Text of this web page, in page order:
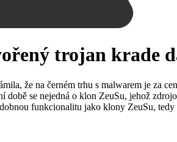
trojan krade
že na černém trhu s malwarem je za
době se nejedná o klon ZeuSu, jehož
funkcionalitu jako klony ZeuSu,